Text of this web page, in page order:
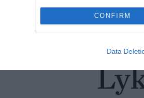
CONFIRM
Data